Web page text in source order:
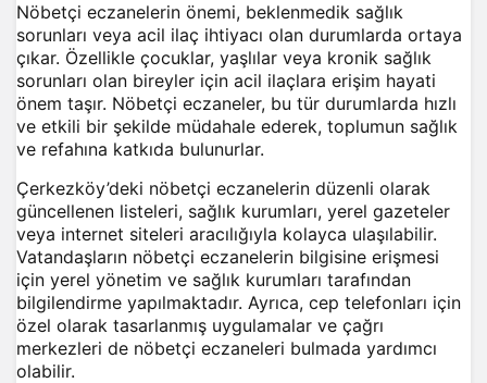
Nöbetçi eczanelerin önemi, beklenmedik sağlık
sorunları veya acil ilaç ihtiyacı olan durumlarda ortaya
çıkar. Özellikle çocuklar, yaşlılar veya kronik sağlık
sorunları olan bireyler için acil ilaçlara erişim hayati
önem taşır. Nöbetçi eczaneler, bu tür durumlarda hızlı
ve etkili bir şekilde müdahale ederek, toplumun sağlık
ve refahına katkıda bulunurlar.
Çerkezköy’deki nöbetçi eczanelerin düzenli olarak
güncellenen listeleri, sağlık kurumları, yerel gazeteler
veya internet siteleri aracılığıyla kolayca ulaşılabilir.
Vatandaşların nöbetçi eczanelerin bilgisine erişmesi
için yerel yönetim ve sağlık kurumları tarafından
bilgilendirme yapılmaktadır. Ayrıca, cep telefonları için
özel olarak tasarlanmış uygulamalar ve çağrı
merkezleri de nöbetçi eczaneleri bulmada yardımcı
olabilir.